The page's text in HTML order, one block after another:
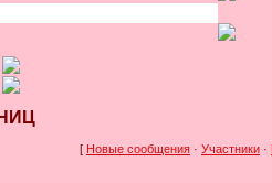
[ Новые сообщения · Участники ·